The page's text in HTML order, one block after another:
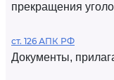
прекращения
ст. 126 АПК РФ
Документы,